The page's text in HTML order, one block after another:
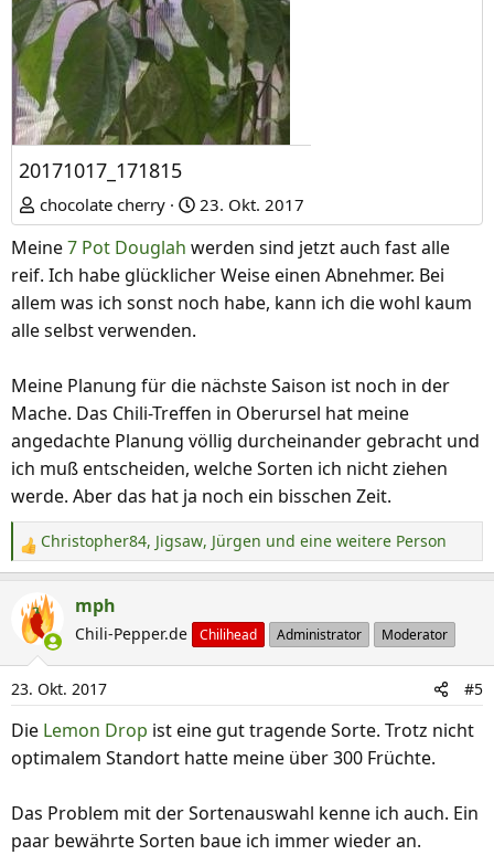
20171017_171815
chocolate cherry 23. Okt. 2017
Meine7 Pot Douglah werden sind jetzt auch fast alle
reif. Ich habe glücklicher Weise einen Abnehmer. Bei
allem was ich sonst noch habe, kann ich die wohl kaum
alle selbst verwenden.
Meine Planung für die nächste Saison ist noch in der
Mache. Das Chili-Treffen in Oberursel hat meine
angedachte Planung völlig durcheinander gebracht und
ich muß entscheiden, welche Sorten ich nicht ziehen
werde. Aber das hat ja noch ein bisschen Zeit.
R
e
a
k
i
o
n
n
Christopher84, Jigsaw, Jürgen und eine weitere Person
mph
Chili-Pepper.de Chilihead Administrator Moderator
23. Okt. 2017 #5
Die Lemon Drop ist eine gut tragende Sorte. Trotz nicht
optimalem Standort hatte meine über 300 Früchte.
Das Problem mit der Sortenauswahl kenne ich auch. Ein
paar bewährte Sorten baue ich immer wieder an.